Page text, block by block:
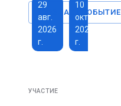
29
авг.
2026
г.
10
окт.
2026
г.
Активных
СОЗДАТЬ СОБЫТИЕ
УЧАСТИЕ